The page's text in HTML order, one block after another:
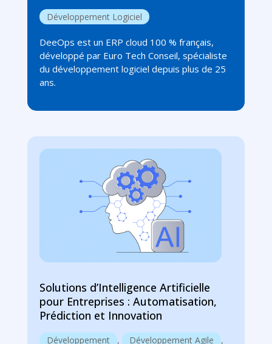
Développement Logiciel
DeeOps est un ERP cloud 100 % français,
développé par Euro Tech Conseil, spécialiste
du développement logiciel depuis plus de 25
ans.
Solutions d’Intelligence Artificielle
pour Entreprises : Automatisation,
Prédiction et Innovation
Développement , Développement Agile ,